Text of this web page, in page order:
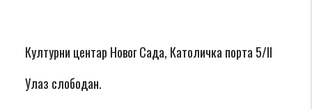
Културни центар Новог Сада, Католичка порта 5/II
Улаз слободан.